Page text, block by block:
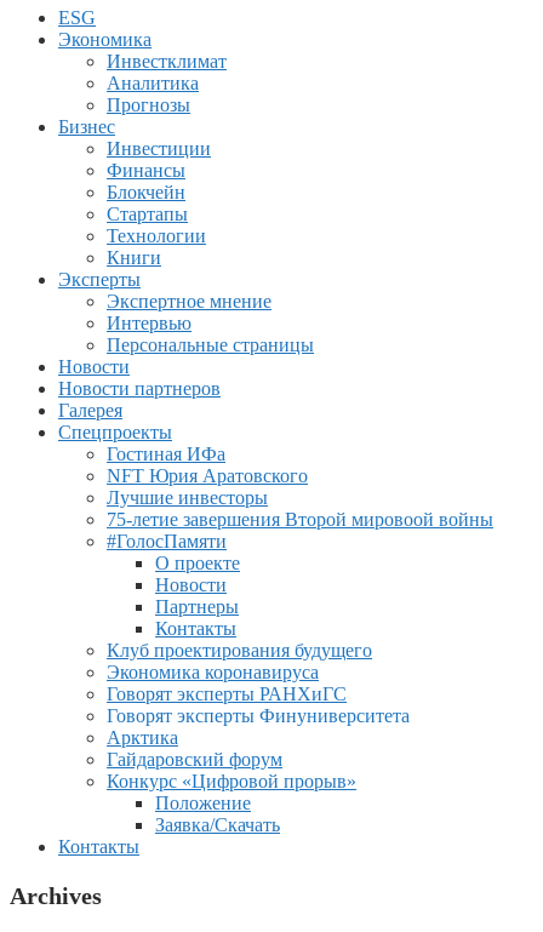
ESG
Экономика
Инвестклимат
Аналитика
Прогнозы
Бизнес
Инвестиции
Финансы
Блокчейн
Стартапы
Технологии
Книги
Эксперты
Экспертное мнение
Интервью
Персональные страницы
Новости
Новости партнеров
Галерея
Спецпроекты
Гостиная ИФа
NFT Юрия Аратовского
Лучшие инвесторы
75-летие завершения Второй мировоой войны
#ГолосПамяти
О проекте
Новости
Партнеры
Контакты
Клуб проектирования будущего
Экономика коронавируса
Говорят эксперты РАНХиГС
Говорят эксперты Финуниверситета
Арктика
Гайдаровский форум
Конкурс «Цифровой прорыв»
Положение
Заявка/Скачать
Контакты
Archives